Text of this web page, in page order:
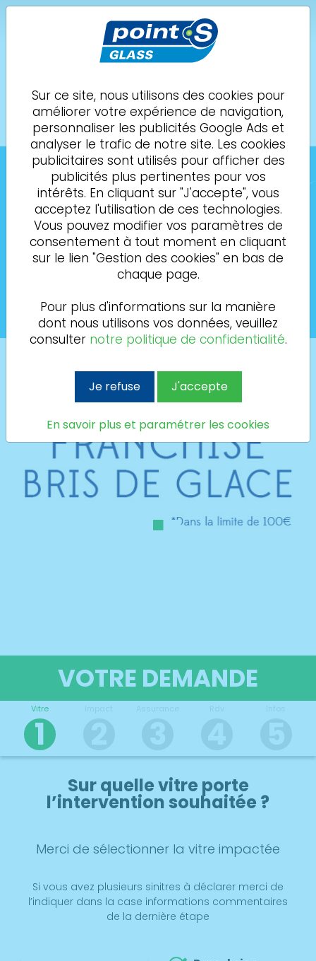
EURL DE LA PLAINE
03 66 88 12 06 Demande de
rendez-vous
VOTRE DEMANDE
Vitre
1
Sur quelle vitre porte
l’intervention souhaitée ?
Merci de sélectionner la vitre impactée
Si vous avez plusieurs sinitres à déclarer merci de
l’indiquer dans la case informations commentaires
de la dernière étape
Sur ce site, nous utilisons des cookies pour
améliorer votre expérience de navigation,
personnaliser les publicités Google Ads et
analyser le trafic de notre site. Les cookies
publicitaires sont utilisés pour afficher des
publicités plus pertinentes pour vos
intérêts. En cliquant sur "J'accepte", vous
acceptez l'utilisation de ces technologies.
Vous pouvez modifier vos paramètres de
consentement à tout moment en cliquant
sur le lien "Gestion des cookies" en bas de
chaque page.
Pour plus d'informations sur la manière
dont nous utilisons vos données, veuillez
consulter notre politique de confidentialité.
Je refuse J'accepte
En savoir plus et paramétrer les cookies